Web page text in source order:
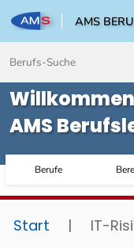
AMS
AMS
Berufe
Start | IT-